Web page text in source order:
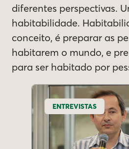
diferentes perspectivas.
habitabilidade.
conceito, é preparar as
habitarem o mundo, e
para ser habitado por
ENTREVISTAS